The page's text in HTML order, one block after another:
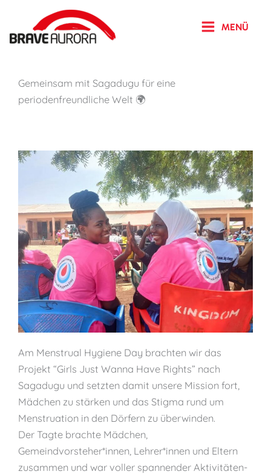
springen
MENÜ
Gemeinsam mit Sagadugu für eine
periodenfreundliche Welt 🌍
Am Menstrual Hygiene Day brachten wir das
Projekt “Girls Just Wanna Have Rights” nach
Sagadugu und setzten damit unsere Mission fort,
Mädchen zu stärken und das Stigma rund um
Menstruation in den Dörfern zu überwinden.
Der Tagte brachte Mädchen,
Gemeindvorsteher*innen, Lehrer*innen und Eltern
zusammen und war voller spannender Aktivitäten-